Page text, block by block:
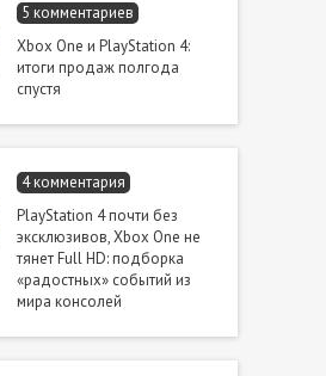
5 комментариев
Xbox One и PlayStation 4:
итоги продаж полгода
спустя
4 комментария
PlayStation 4 почти без
эксклюзивов, Xbox One не
тянет Full HD: подборка
«радостных» событий из
мира консолей